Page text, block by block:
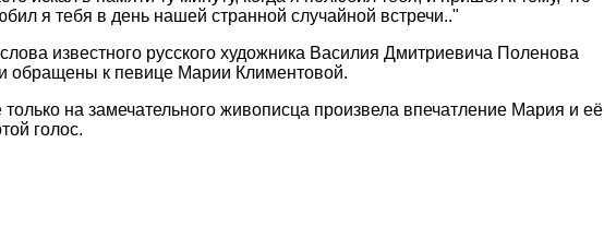
я тебя в день нашей странной случайной встречи.."
известного русского художника Василия Дмитриевича Поленова
обращены к певице Марии Климентовой.
только на замечательного живописца произвела впечатление Мария и её
голос.